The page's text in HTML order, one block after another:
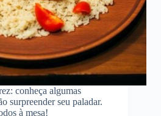
conheça algumas
surpreender seu paladar.
à mesa!